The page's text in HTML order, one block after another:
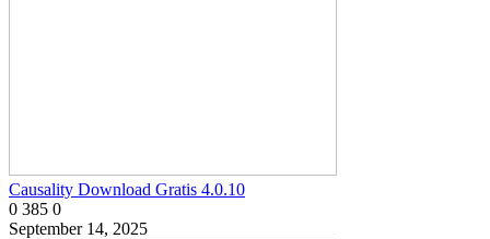
Causality Download Gratis 4.0.10
0 385 0
September 14, 2025